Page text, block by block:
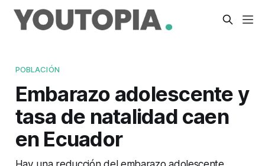
POBLACIÓN
Embarazo adolescente y
tasa de natalidad caen
en Ecuador